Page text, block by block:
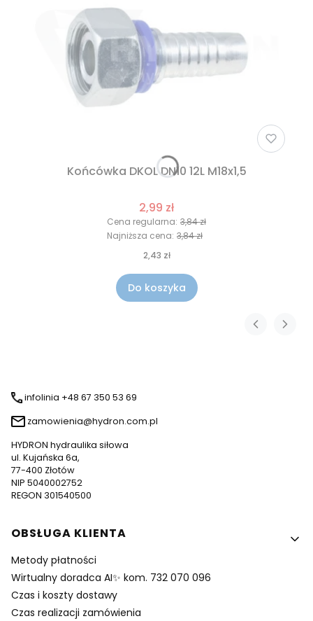
Końcówka DKOL DN10 12L M18x1,5
2,99 zł
Cena regularna: 3,84 zł
Najniższa cena: 3,84 zł
2,43 zł
Do koszyka
infolinia +48 67 350 53 69
zamowienia@hydron.com.pl
HYDRON hydraulika siłowa
ul. Kujańska 6a,
77-400 Złotów
NIP 5040002752
REGON 301540500
Linki w stopce
OBSŁUGA KLIENTA
Metody płatności
Wirtualny doradca AI✨ kom. 732 070 096
Czas i koszty dostawy
Czas realizacji zamówienia